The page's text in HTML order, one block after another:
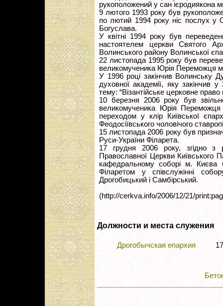
рукоположений у сан ієродиякона
9 лютого 1993 року був
по лютий 1994 року ніс послух у
Богуслава.
У квітні 1994 року був
настоятелем церкви Святого
Волинського району Волинської
22 листопада 1995 року був
великомученика Юрія Переможця
У 1996 році закінчив Волинську
духовної академії, яку закінчив
тему: “Візантійське церковне право
10 березня 2006 року був
великомученика Юрія
переходом у клір Київської
Феодосіївського чоловічого
15 листопада 2006 року був
Руси-України Філарета.
17 грудня 2006 року, згідно з
Православної Церкви Київського
кафедральному соборі м. Києва
Філаретом у співслужінні
Дрогобицький і Самбірський.
(http://cerkva.info/2006/12/21/
Должности и места служения
Дрогобычская епархия